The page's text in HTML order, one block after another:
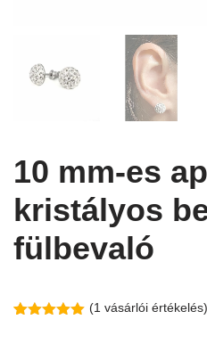
10 mm-es
kristályos
fülbevaló
(1 vásárlói értékelés)